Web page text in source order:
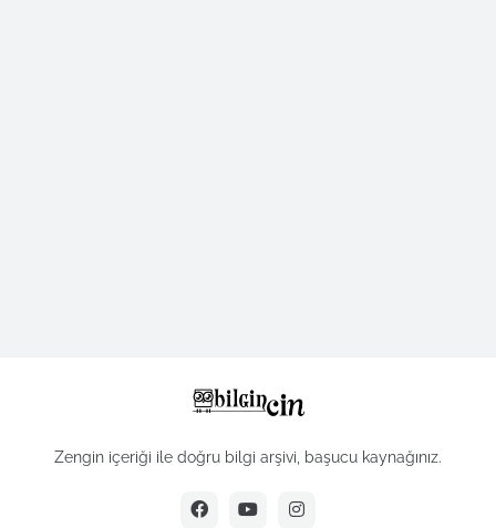
Zengin içeriği ile doğru bilgi arşivi, başucu kaynağınız.